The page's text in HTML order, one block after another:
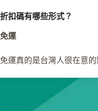
折扣碼有哪些形式？
免運
免運真的是台灣人很在意